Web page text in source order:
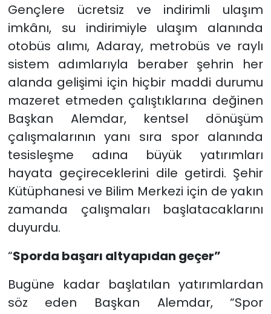
Gençlere ücretsiz ve indirimli ulaşım
imkânı, su indirimiyle ulaşım alanında
otobüs alımı, Adaray, metrobüs ve raylı
sistem adımlarıyla beraber şehrin her
alanda gelişimi için hiçbir maddi durumu
mazeret etmeden çalıştıklarına değinen
Başkan Alemdar, kentsel dönüşüm
çalışmalarının yanı sıra spor alanında
tesisleşme adına büyük yatırımları
hayata geçireceklerini dile getirdi. Şehir
Kütüphanesi ve Bilim Merkezi için de yakın
zamanda çalışmaları başlatacaklarını
duyurdu.
“Sporda başarı altyapıdan geçer”
Bugüne kadar başlatılan yatırımlardan
söz eden Başkan Alemdar, “Spor